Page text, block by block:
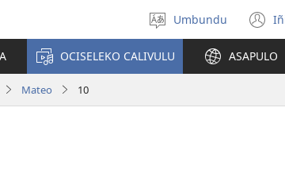
Select
language
Umbundu
OCISELEKO CALIVULU ASAPULO
Mateo 10